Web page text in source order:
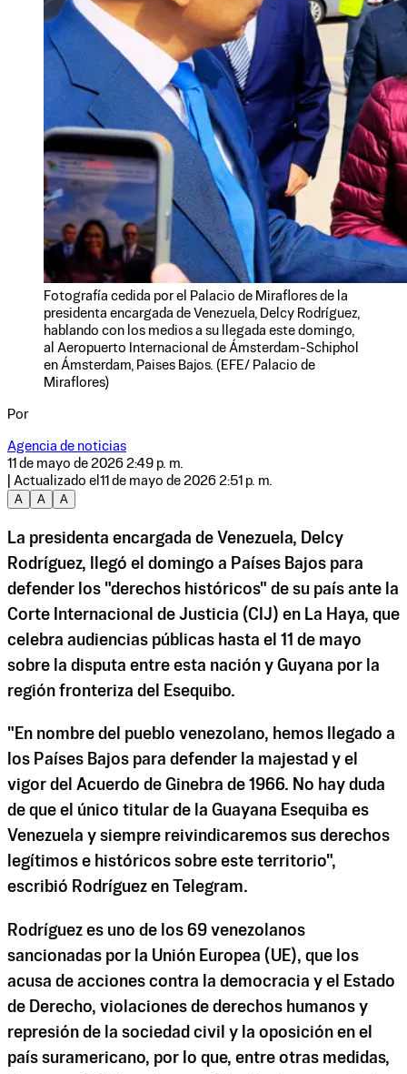
Fotografía cedida por el Palacio de Miraflores de la
presidenta encargada de Venezuela, Delcy Rodríguez,
hablando con los medios a su llegada este domingo,
al Aeropuerto Internacional de Ámsterdam-Schiphol
en Ámsterdam, Paises Bajos. (EFE/ Palacio de
Miraflores)
Por
Agencia de noticias
11 de mayo de 2026 2:49 p. m.
| Actualizado el 11 de mayo de 2026 2:51 p. m.
A
A A
La presidenta encargada de Venezuela, Delcy
Rodríguez, llegó el domingo a Países Bajos para
defender los "derechos históricos" de su país ante la
Corte Internacional de Justicia (CIJ) en La Haya, que
celebra audiencias públicas hasta el 11 de mayo
sobre la disputa entre esta nación y Guyana por la
región fronteriza del Esequibo.
"En nombre del pueblo venezolano, hemos llegado a
los Países Bajos para defender la majestad y el
vigor del Acuerdo de Ginebra de 1966. No hay duda
de que el único titular de la Guayana Esequiba es
Venezuela y siempre reivindicaremos sus derechos
legítimos e históricos sobre este territorio",
escribió Rodríguez en Telegram.
Rodríguez es uno de los 69 venezolanos
sancionadas por la Unión Europea (UE), que los
acusa de acciones contra la democracia y el Estado
de Derecho, violaciones de derechos humanos y
represión de la sociedad civil y la oposición en el
país suramericano, por lo que, entre otras medidas,